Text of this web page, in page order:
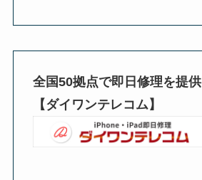
全国50拠点で即日修理を提供
【ダイワンテレコム】